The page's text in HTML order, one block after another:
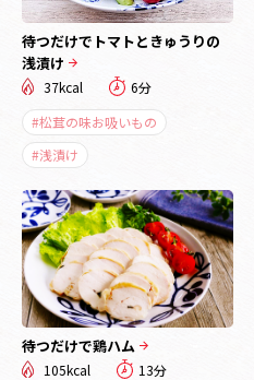
待つだけでトマトときゅうりの
浅漬け
37kcal
6分
#松茸の味お吸いもの
#浅漬け
待つだけで鶏ハム
105kcal
13分